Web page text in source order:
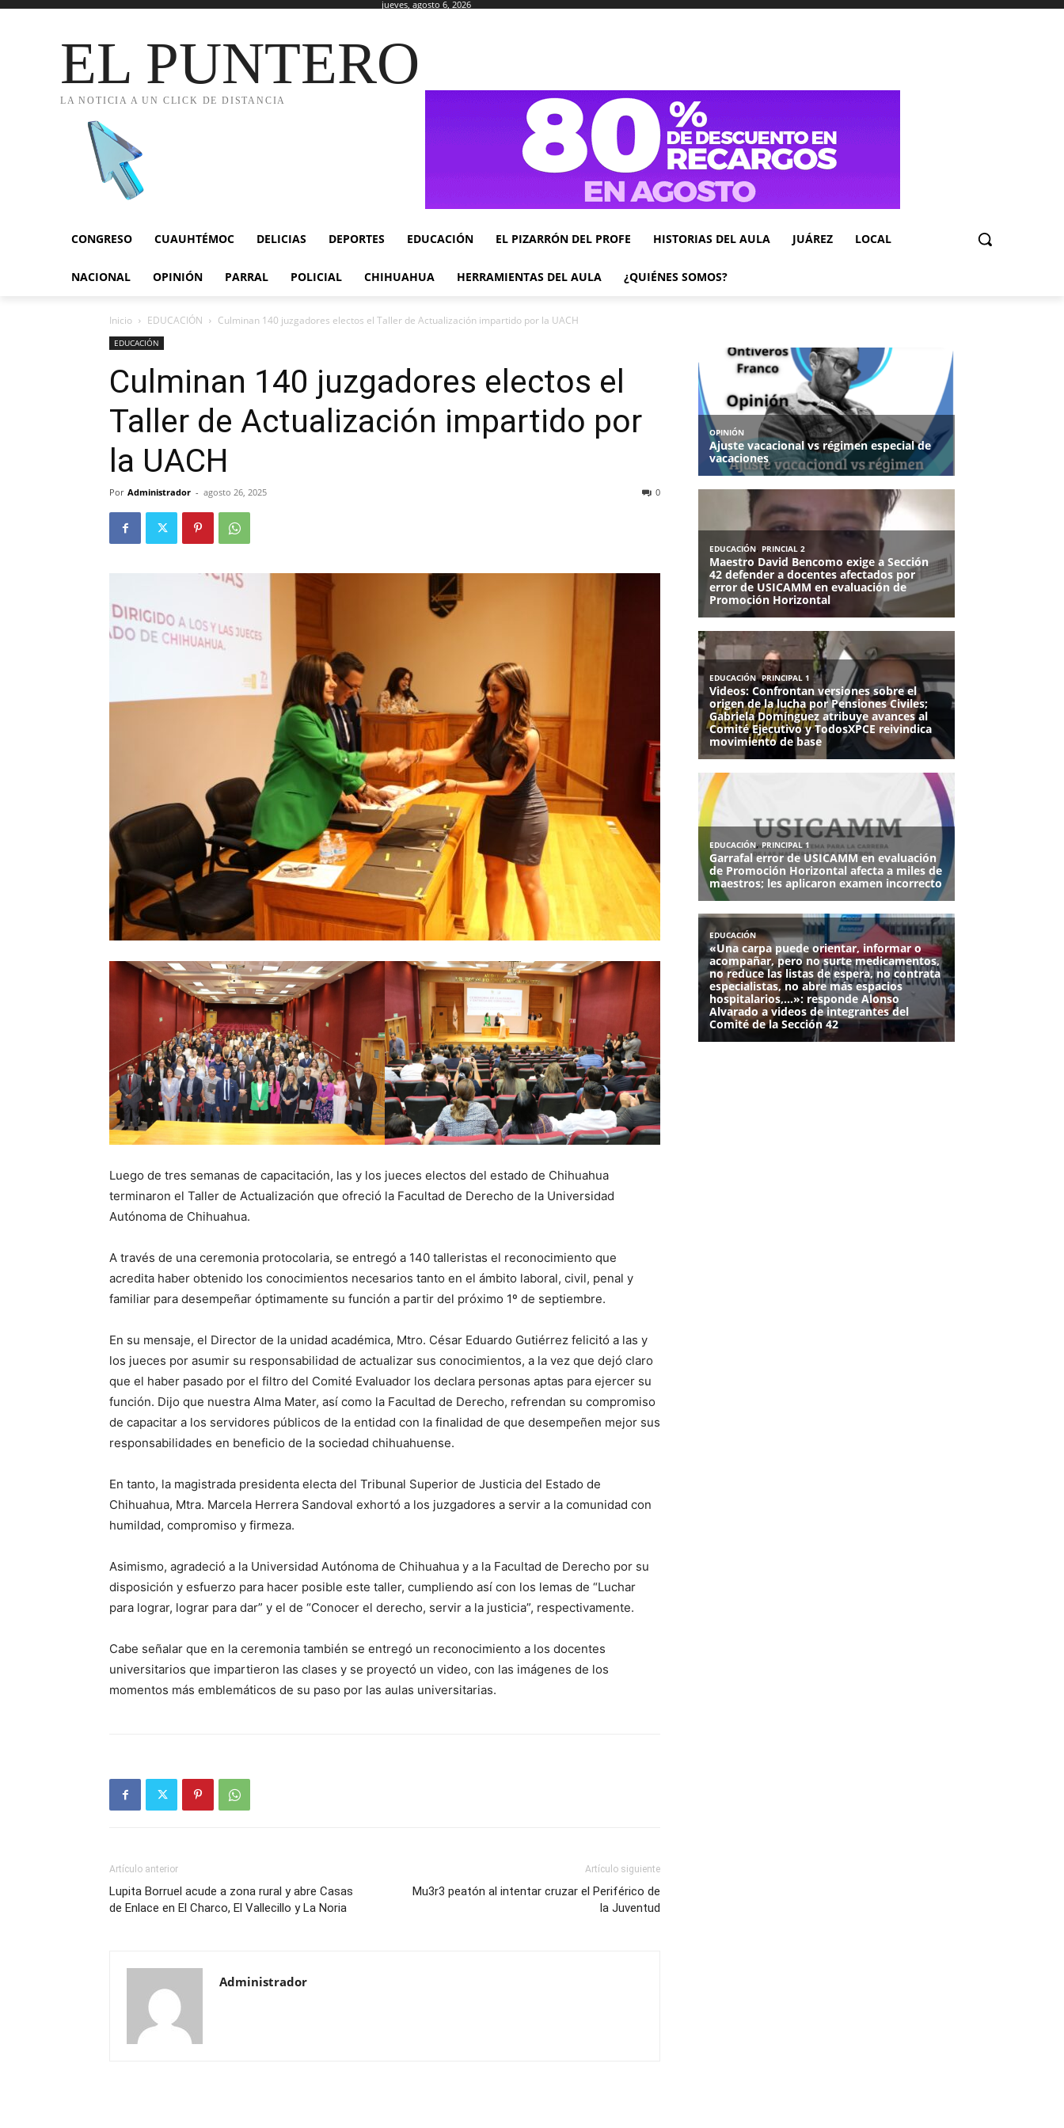
jueves, agosto 6, 2026
EL PUNTERO
LA NOTICIA A UN CLICK DE DISTANCIA
CONGRESO CUAUHTÉMOC DELICIAS DEPORTES EDUCACIÓN EL PIZARRÓN DEL PROFE HISTORIAS DEL AULA JUÁREZ LOCAL
NACIONAL OPINIÓN PARRAL POLICIAL CHIHUAHUA HERRAMIENTAS DEL AULA ¿QUIÉNES SOMOS?
Inicio EDUCACIÓN Culminan 140 juzgadores electos el Taller de Actualización impartido por la UACH
EDUCACIÓN
Culminan 140 juzgadores electos el
Taller de Actualización impartido por
la UACH
Por Administrador - agosto 26, 2025 0
Luego de tres semanas de capacitación, las y los jueces electos del estado de Chihuahua
terminaron el Taller de Actualización que ofreció la Facultad de Derecho de la Universidad
Autónoma de Chihuahua.
A través de una ceremonia protocolaria, se entregó a 140 talleristas el reconocimiento que
acredita haber obtenido los conocimientos necesarios tanto en el ámbito laboral, civil, penal y
familiar para desempeñar óptimamente su función a partir del próximo 1º de septiembre.
En su mensaje, el Director de la unidad académica, Mtro. César Eduardo Gutiérrez felicitó a las y
los jueces por asumir su responsabilidad de actualizar sus conocimientos, a la vez que dejó claro
que el haber pasado por el filtro del Comité Evaluador los declara personas aptas para ejercer su
función. Dijo que nuestra Alma Mater, así como la Facultad de Derecho, refrendan su compromiso
de capacitar a los servidores públicos de la entidad con la finalidad de que desempeñen mejor sus
responsabilidades en beneficio de la sociedad chihuahuense.
En tanto, la magistrada presidenta electa del Tribunal Superior de Justicia del Estado de
Chihuahua, Mtra. Marcela Herrera Sandoval exhortó a los juzgadores a servir a la comunidad con
humildad, compromiso y firmeza.
Asimismo, agradeció a la Universidad Autónoma de Chihuahua y a la Facultad de Derecho por su
disposición y esfuerzo para hacer posible este taller, cumpliendo así con los lemas de “Luchar
para lograr, lograr para dar” y el de “Conocer el derecho, servir a la justicia”, respectivamente.
Cabe señalar que en la ceremonia también se entregó un reconocimiento a los docentes
universitarios que impartieron las clases y se proyectó un video, con las imágenes de los
momentos más emblemáticos de su paso por las aulas universitarias.
Artículo anterior
Lupita Borruel acude a zona rural y abre Casas
de Enlace en El Charco, El Vallecillo y La Noria
Artículo siguiente
Mu3r3 peatón al intentar cruzar el Periférico de
la Juventud
Administrador